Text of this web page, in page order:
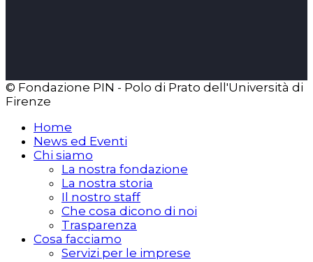
© Fondazione PIN - Polo di Prato dell'Università di
Firenze
Home
News ed Eventi
Chi siamo
La nostra fondazione
La nostra storia
Il nostro staff
Che cosa dicono di noi
Trasparenza
Cosa facciamo
Servizi per le imprese